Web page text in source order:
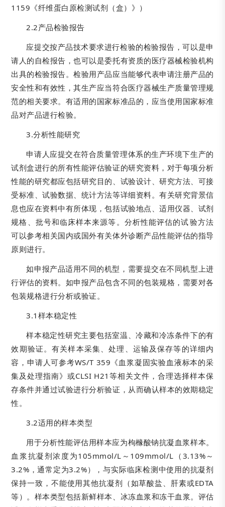
1159《纤维蛋白原检测试剂（盒）》）
2.2产品检验报告
应提交按产品技术要求进行检验的检验报告，可以是申
请人的自检报告，也可以是委托有资质的医疗器械检验机构
出具的检验报告。检验用产品应当能够代表申请注册产品的
安全性和有效性，其生产应当符合医疗器械生产质量管理规
范的相关要求。有适用的国家标准品的，应当使用国家标准
品对产品进行检验。
3.分析性能研究
申请人应提交在符合质量管理体系的生产环境下生产的
试剂盒进行的所有性能评估验证的研究资料，对于每项分析
性能的研究都应包括研究目的、试验设计、研究方法、可接
受标准、试验数据、统计方法等详细资料。有关研究背景信
息也应在资料中有所体现，包括试验地点、适用仪器、试剂
规格、批号和临床样本来源等。分析性能评估的试验方法
可以参考相关国内或国外有关体外诊断产品性能评估的指导
原则进行。
如申报产品适用不同的机型，需要提交在不同机型上进
行评估的资料。如申报产品包含不同的包装规格，需要对各
包装规格进行分析或验证。
3.1样本稳定性
样本稳定性研究主要包括室温、冷藏和冷冻条件下的有
效期验证。有关样本采集、处理、运输及保存等的详细内
容，申请人可参考WS/T 359《血浆凝固实验血液标本的采
集及处理指南》或CLSI H21等相关文件，合理选择样本保
存条件并通过试验进行分析验证，从而确认样本的效期稳定
性。
3.2适用的样本类型
用于分析性能评估用样本应为枸橼酸钠抗凝血浆样本。
血浆抗凝剂浓度为105mmol/L～109mmol/L（3.13%～
3.2%，通常定为3.2%），与实际临床检测中使用的抗凝剂
保持一致，不能使用其他抗凝剂（如草酸盐、肝素或EDTA
等）。样本类型包括新鲜样本、冰冻血浆和冻干血浆。评估